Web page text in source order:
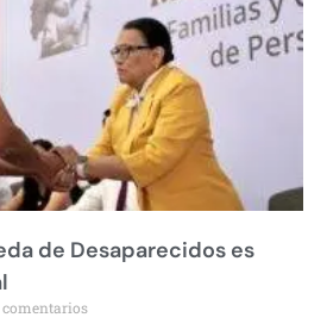
de Desaparecidos es
comentarios